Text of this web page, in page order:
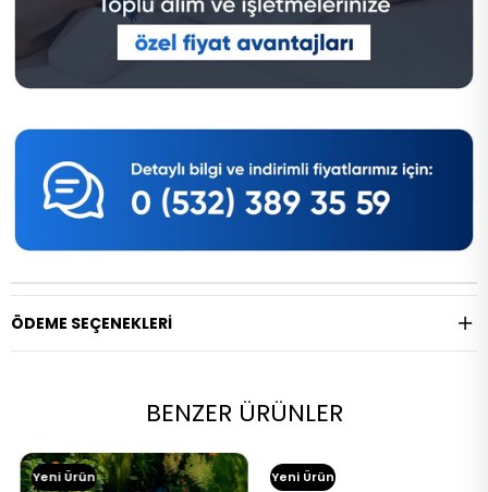
ÖDEME SEÇENEKLERI
BENZER ÜRÜNLER
Yeni Ürün
Yeni Ürün